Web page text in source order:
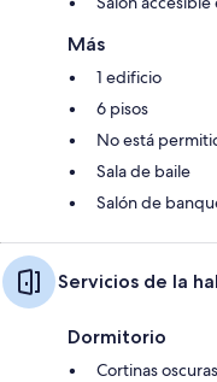
Más
1 edificio
6 pisos
No está
Sala de baile
Salón de
Servicios de la
Dormitorio
Cortinas oscuras